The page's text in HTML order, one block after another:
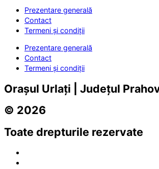
Prezentare generală
Contact
Termeni și condiții
Prezentare generală
Contact
Termeni și condiții
Orașul Urlați | Județul
© 2026
Toate drepturile rezervate